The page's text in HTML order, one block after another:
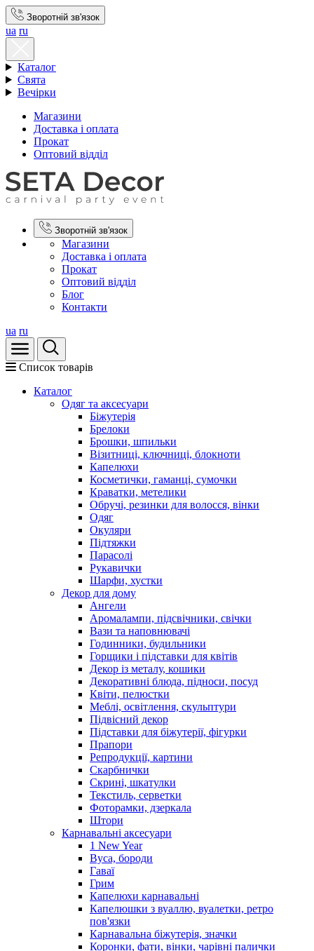
Зворотній зв'язок
ua ru
Каталог
Свята
Вечірки
Магазини
Доставка і оплата
Прокат
Оптовий відділ
Зворотній зв'язок
Магазини
Доставка і оплата
Прокат
Оптовий відділ
Блог
Контакти
ua ru
Список товарів
Каталог
Oдяг та аксесуари
Біжутерія
Брелоки
Брошки, шпильки
Візитниці, ключниці, блокноти
Капелюхи
Косметички, гаманці, сумочки
Краватки, метелики
Обручі, резинки для волосся, вінки
Одяг
Окуляри
Підтяжки
Парасолі
Рукавички
Шарфи, хустки
Декор для дому
Ангели
Аромалампи, підсвічники, свічки
Вази та наповнювачі
Годинники, будильники
Горщики і підставки для квітів
Декор із металу, кошики
Декоративні блюда, підноси, посуд
Квіти, пелюстки
Меблі, освітлення, скульптури
Підвісний декор
Підставки для біжутерії, фігурки
Прапори
Репродукції, картини
Скарбнички
Скрині, шкатулки
Текстиль, серветки
Фоторамки, дзеркала
Штори
Карнавальні аксесуари
1 New Year
Вуса, бороди
Гаваї
Грим
Капелюхи карнавальні
Капелюшки з вуаллю, вуалетки, ретро
пов'язки
Карнавальна біжутерія, значки
Коронки, фати, вінки, чарівні палички